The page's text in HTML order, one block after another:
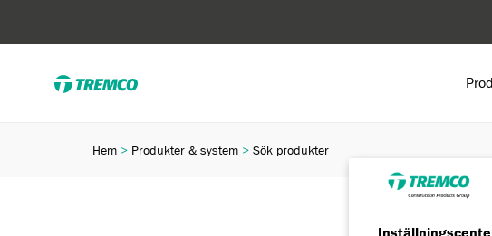
Hem Produkter & system Sök produkter